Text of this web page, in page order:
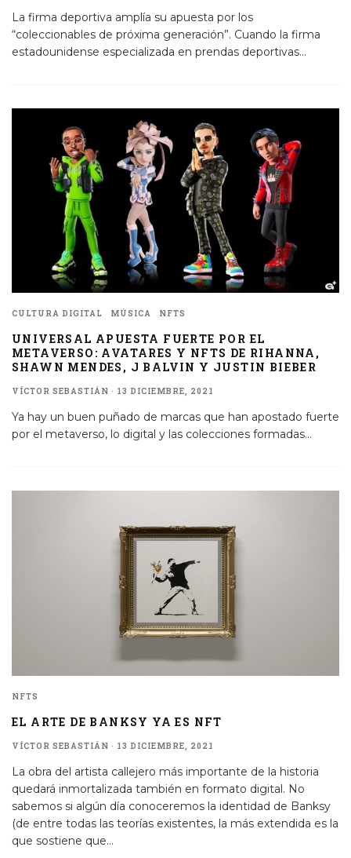
La firma deportiva amplía su apuesta por los
“coleccionables de próxima generación”. Cuando la firma
estadounidense especializada en prendas deportivas...
CULTURA DIGITAL MÚSICA NFTS
UNIVERSAL APUESTA FUERTE POR EL
METAVERSO: AVATARES Y NFTS DE RIHANNA,
SHAWN MENDES, J BALVIN Y JUSTIN BIEBER
VÍCTOR SEBASTIÁN · 13 DICIEMBRE, 2021
Ya hay un buen puñado de marcas que han apostado fuerte
por el metaverso, lo digital y las colecciones formadas...
NFTS
EL ARTE DE BANKSY YA ES NFT
VÍCTOR SEBASTIÁN · 13 DICIEMBRE, 2021
La obra del artista callejero más importante de la historia
quedará inmortalizada también en formato digital. No
sabemos si algún día conoceremos la identidad de Banksy
(de entre todas las teorías existentes, la más extendida es la
que sostiene que...